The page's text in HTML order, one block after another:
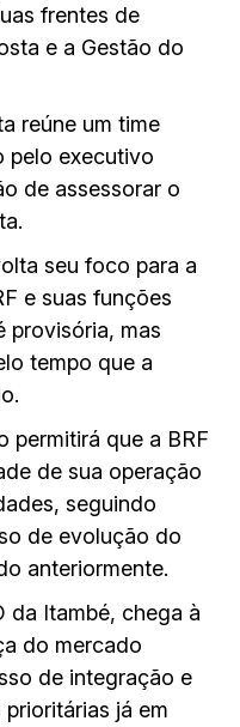
frentes de
e a Gestão do
reúne um time
pelo executivo
de assessorar o
seu foco para a
e suas funções
provisória, mas
tempo que a
permitirá que a BRF
de sua operação
seguindo
de evolução do
anteriormente.
da Itambé, chega à
do mercado
de integração e
já em